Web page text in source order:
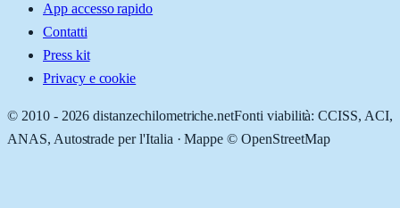
App accesso rapido
Contatti
Press kit
Privacy e cookie
© 2010 - 2026 distanzechilometriche.netFonti viabilità: CCISS, ACI,
ANAS, Autostrade per l'Italia · Mappe © OpenStreetMap